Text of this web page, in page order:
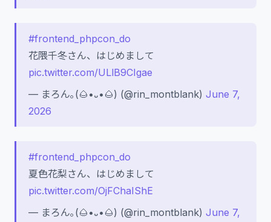
#frontend_phpcon_do
花隈千冬さん、はじめまして
pic.twitter.com/ULlB9CIgae
— まろん｡(🌰•᎑•🌰) (@rin_montblank) June 7,
2026
#frontend_phpcon_do
夏色花梨さん、はじめまして
pic.twitter.com/OjFChaIShE
— まろん｡(🌰•᎑•🌰) (@rin_montblank) June 7,